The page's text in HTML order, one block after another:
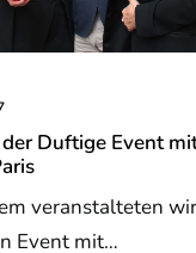
Duftige Event
veranstalteten
Event mit…